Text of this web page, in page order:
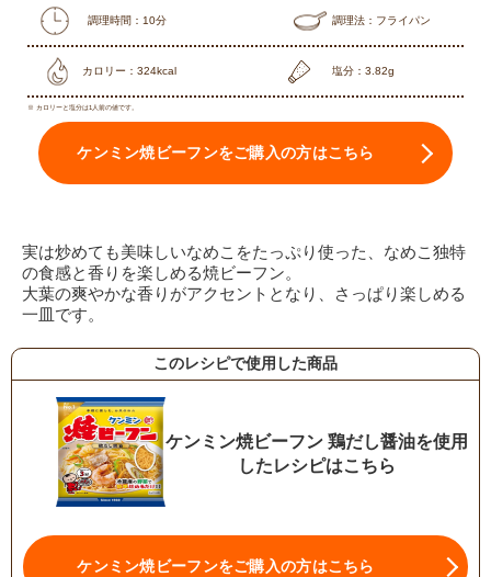
調理時間：10分 調理法：フライパン
カロリー：324kcal 塩分：3.82g
※ カロリーと塩分は1人前の値です。
ケンミン焼ビーフンをご購入の方はこちら
実は炒めても美味しいなめこをたっぷり使った、なめこ独特
の食感と香りを楽しめる焼ビーフン。
大葉の爽やかな香りがアクセントとなり、さっぱり楽しめる
一皿です。
このレシピで使用した商品
ケンミン焼ビーフン 鶏だし醤油を使用
したレシピはこちら
ケンミン焼ビーフンをご購入の方はこちら